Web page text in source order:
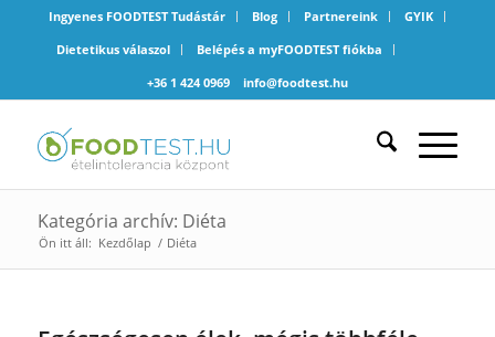
Ingyenes FOODTEST Tudástár Blog Partnereink
GYIK
Dietetikus válaszol
Belépés a myFOODTEST fiókba
+36 1 424 0969
info@foodtest.hu
Kategória archív: Diéta
Ön itt áll: Kezdőlap / Diéta